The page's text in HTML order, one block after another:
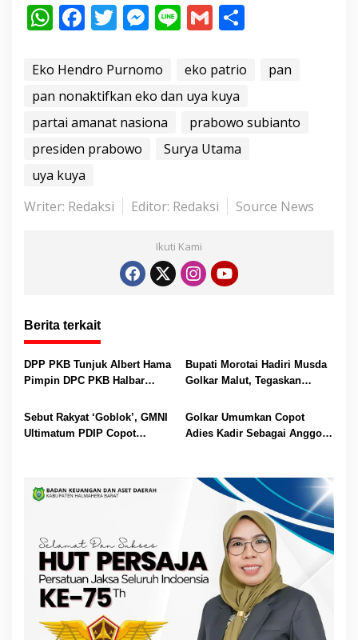
W
at
s
A
p
p
F
e
b
o
o
k
T
itt
er
M
ss
e
n
Li
e
G
ai
l
ar
Eko Hendro Purnomo eko patrio
pan
pan nonaktifkan eko dan uya kuya
partai amanat nasiona
prabowo subianto
presiden prabowo
Surya Utama
uya kuya
Writer: Redaksi
Editor: Redaksi Source News
Ikuti Kami
Berita terkait
DPP PKB Tunjuk Albert Hama
Pimpin DPC PKB Halbar
Bupati Morotai Hadiri Musda
Golkar Malut, Tegaskan
Pembangunan
Sebut Rakyat ‘Goblok’, GMNI
Ultimatum PDIP Copot
Golkar Umumkan Copot
Adies Kadir Sebagai Anggota